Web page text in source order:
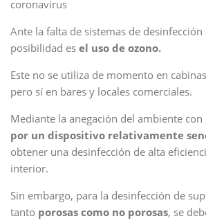
coronavirus
Ante la falta de sistemas de
posibilidad es el uso de ozono.
Este no se utiliza de momento en
pero sí en bares y locales comerciales.
Mediante la anegación del ambiente con
por un dispositivo relativamente
obtener una desinfección de alta
interior.
Sin embargo, para la desinfección de
tanto porosas como no porosas, se